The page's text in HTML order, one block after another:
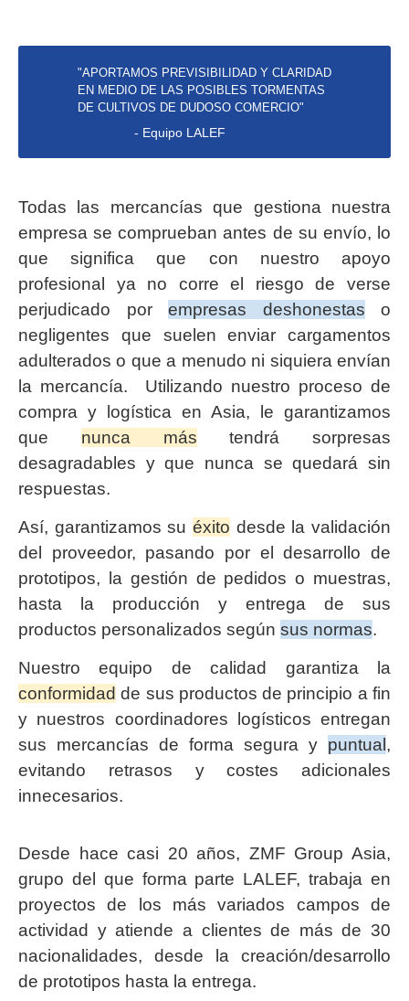
"APORTAMOS PREVISIBILIDAD Y CLARIDAD
EN MEDIO DE LAS POSIBLES TORMENTAS
DE CULTIVOS DE DUDOSO COMERCIO"
- Equipo LALEF
Todas las mercancías que gestiona nuestra
empresa se comprueban antes de su envío, lo
que significa que con nuestro apoyo
profesional ya no corre el riesgo de verse
perjudicado por empresas deshonestas o
negligentes que suelen enviar cargamentos
adulterados o que a menudo ni siquiera envían
la mercancía. Utilizando nuestro proceso de
compra y logística en Asia, le garantizamos
que nunca más tendrá sorpresas
desagradables y que nunca se quedará sin
respuestas.
Así, garantizamos su éxito desde la validación
del proveedor, pasando por el desarrollo de
prototipos, la gestión de pedidos o muestras,
hasta la producción y entrega de sus
productos personalizados según sus normas.
Nuestro equipo de calidad garantiza la
conformidad de sus productos de principio a fin
y nuestros coordinadores logísticos entregan
sus mercancías de forma segura y puntual ,
evitando retrasos y costes adicionales
innecesarios.
Desde hace casi 20 años, ZMF Group Asia,
grupo del que forma parte LALEF, trabaja en
proyectos de los más variados campos de
actividad y atiende a clientes de más de 30
nacionalidades, desde la creación/desarrollo
de prototipos hasta la entrega.